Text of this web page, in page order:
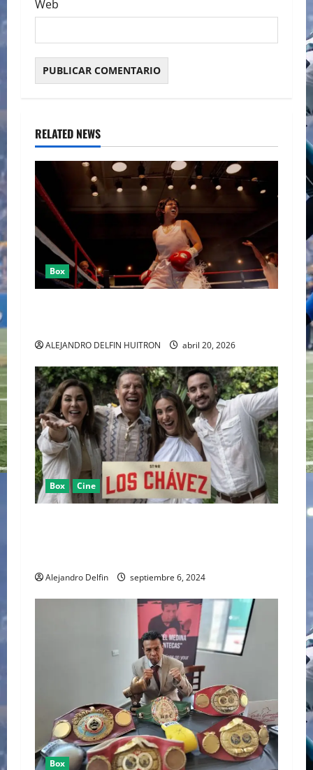
Web
RELATED NEWS
Box
ALEJANDRO DELFIN HUITRON abril 20, 2026
Box Cine
Alejandro Delfin septiembre 6, 2024
Box